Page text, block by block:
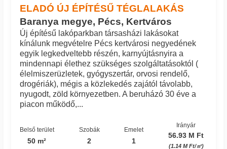
ELADÓ ÚJ ÉPÍTÉSŰ TÉGLALAKÁS
Baranya megye, Pécs, Kertváros
Új építésű lakóparkban társasházi lakásokat
kínálunk megvételre Pécs kertvárosi negyedének
egyik legkedveltebb részén, karnyújtásnyira a
mindennapi élethez szükséges szolgáltatásoktól (
élelmiszerüzletek, gyógyszertár, orvosi rendelő,
drogériák), mégis a közlekedés zajától távolabb,
nyugodt, zöld környezetben. A beruházó 30 éve a
piacon működő,...
Belső terület
50 m²
Szobák
2
Emelet
1
Irányár
56.93 M Ft
(1.14 M Ft/㎡)